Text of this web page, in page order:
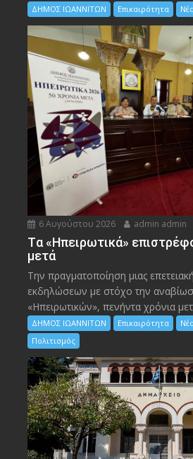
ΔΗΜΟΣ ΙΩΑΝΝΙΤΩΝ Επικαιρότητα
6 Αυγούστου 2026 admin admin
Tα «Ηπειρωτικά»
μετά
Την πραγματοποίηση μιας
εκδηλώσεων με στόχο την
«Ηπειρωτικών», πενήντα χρόνια
ΔΗΜΟΣ ΙΩΑΝΝΙΤΩΝ Επικαιρότητα
Πολιτισμός